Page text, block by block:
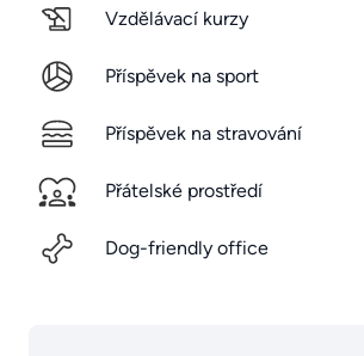
Vzdělávací kurzy
Příspěvek na sport
Příspěvek na stravování
Přátelské prostředí
Dog-friendly office